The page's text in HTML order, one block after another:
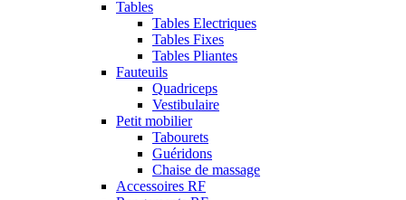
Tables
Tables Electriques
Tables Fixes
Tables Pliantes
Fauteuils
Quadriceps
Vestibulaire
Petit mobilier
Tabourets
Guéridons
Chaise de massage
Accessoires RF